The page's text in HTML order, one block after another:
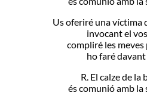
Us oferiré una víctima
invocant el
compliré les
ho faré
R. El calze de la
és comunió amb la